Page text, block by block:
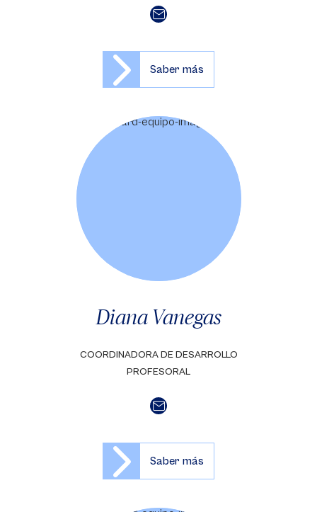
Saber más
Diana Vanegas
COORDINADORA DE DESARROLLO
PROFESORAL
Saber más